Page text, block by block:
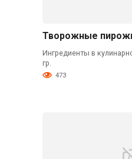
Творожные
Ингредиенты в
гр.
473